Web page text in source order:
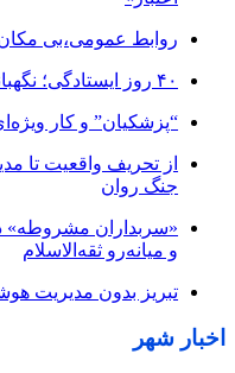
روابط عمومی،بی
۴۰ روز ایستادگی؛ نگهبانان روشنایی خط مقدم را رها نکردند
“پزشکیان” و کار
از تحریف واقعیت تا
جنگ روان
«سربداران مشروطه»
و میانه‌رو ثقه‌الاسلام
تبریز بدون مدیریت
اخبار شهر